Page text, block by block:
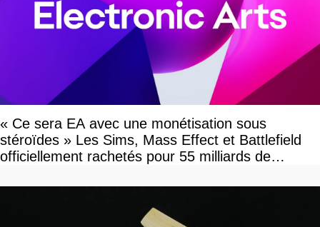
« Ce sera EA avec une monétisation sous
stéroïdes » Les Sims, Mass Effect et Battlefield
officiellement rachetés pour 55 milliards de